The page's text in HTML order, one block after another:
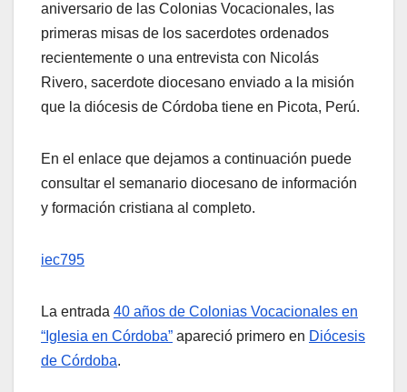
aniversario de las Colonias Vocacionales, las
primeras misas de los sacerdotes ordenados
recientemente o una entrevista con Nicolás
Rivero, sacerdote diocesano enviado a la misión
que la diócesis de Córdoba tiene en Picota, Perú.
En el enlace que dejamos a continuación puede
consultar el semanario diocesano de información
y formación cristiana al completo.
iec795
La entrada 40 años de Colonias Vocacionales en
“Iglesia en Córdoba” apareció primero en Diócesis
de Córdoba.